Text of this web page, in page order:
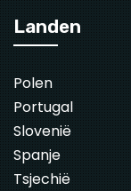
Landen
Polen
Portugal
Slovenië
Spanje
Tsjechië